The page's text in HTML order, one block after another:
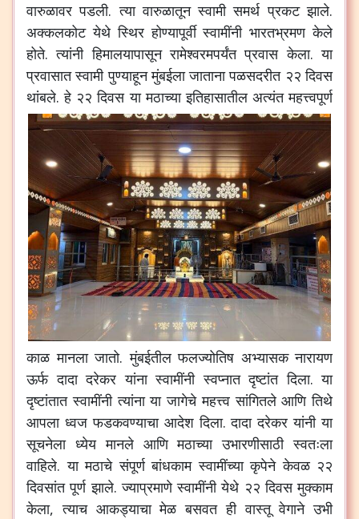
वारुळावर पडली. त्या वारुळातून स्वामी समर्थ प्रकट झाले.
अक्कलकोट येथे स्थिर होण्यापूर्वी स्वामींनी भारतभ्रमण केले
होते. त्यांनी हिमालयापासून रामेश्वरमपर्यंत प्रवास केला. या
प्रवासात स्वामी पुण्याहून मुंबईला जाताना पळसदरीत २२ दिवस
थांबले.हे २२ दिवस या मठाच्या इतिहासातील अत्यंत महत्त्वपूर्ण
काळ मानला जातो. मुंबईतील फलज्योतिष अभ्यासक नारायण
ऊर्फ दादा दरेकर यांना स्वामींनी स्वप्नात दृष्टांत दिला. या
दृष्टांतात स्वामींनी त्यांना या जागेचे महत्त्व सांगितले आणि तिथे
आपला ध्वज फडकवण्याचा आदेश दिला. दादा दरेकर यांनी या
सूचनेला ध्येय मानले आणि मठाच्या उभारणीसाठी स्वतःला
वाहिले. या मठाचे संपूर्ण बांधकाम स्वामींच्या कृपेने केवळ २२
दिवसांत पूर्ण झाले. ज्याप्रमाणे स्वामींनी येथे २२ दिवस मुक्काम
केला, त्याच आकड्याचा मेळ बसवत ही वास्तू वेगाने उभी